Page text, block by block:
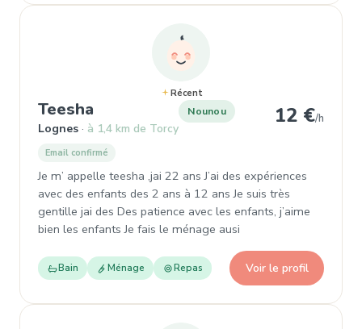
Récent
Teesha , Nounou à Lognes
Lognes à 1,4 km de Torcy
Nounou 12 €/h
Email confirmé
Je m’ appelle teesha ,jai 22 ans J’ai des expériences
avec des enfants des 2 ans à 12 ans Je suis très
gentille jai des Des patience avec les enfants, j’aime
bien les enfants Je fais le ménage ausi
Bain Ménage Repas Voir le profil